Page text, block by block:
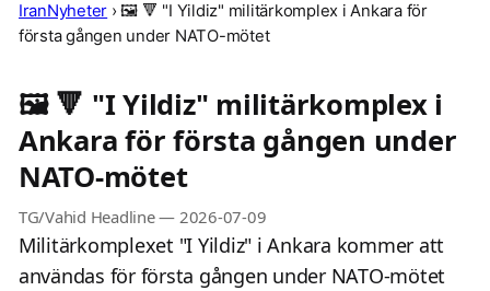
IranNyheter ›🖼 🔻 "I Yildiz" militärkomplex i Ankara för
första gången under NATO-mötet
🖼 🔻 "I Yildiz" militärkomplex i
Ankara för första gången under
NATO-mötet
TG/Vahid Headline— 2026-07-09
Militärkomplexet "I Yildiz" i Ankara kommer att
användas för första gången under NATO-mötet